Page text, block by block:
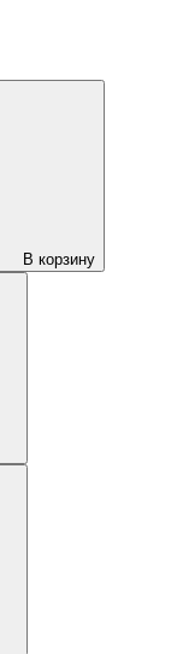
В корзину